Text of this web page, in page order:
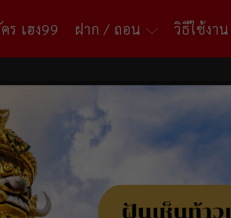
ร เฮง99 ฝาก / ถอน วิธีใช้งาน